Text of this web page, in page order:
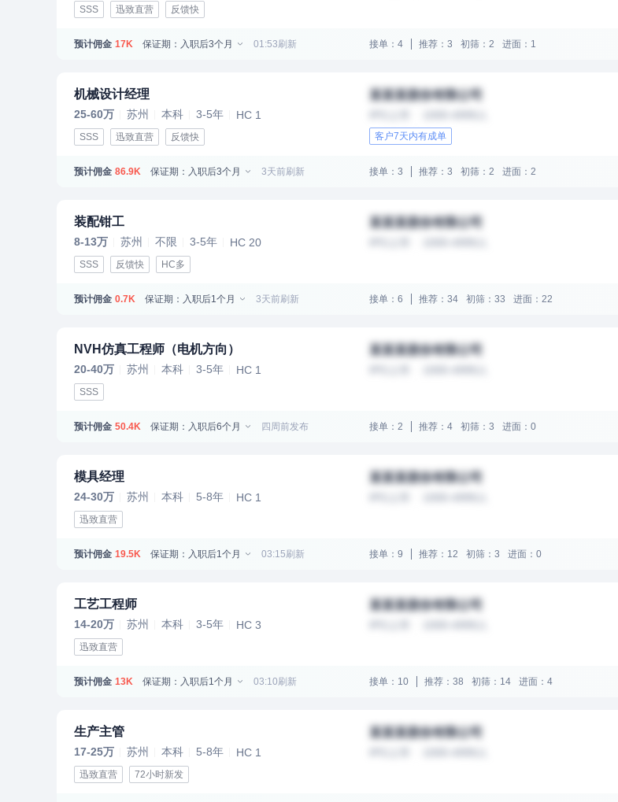
SSS 迅致直营 反馈快
预计佣金 17K 保证期：入职后3个月 01:53刷新 接单：4 推荐：3 初筛：2 进面：1
机械设计经理
25-60万 苏州 本科 3-5年 HC 1
SSS 迅致直营 反馈快
某某某股份有限公司
客户7天内有成单
预计佣金 86.9K 保证期：入职后3个月 3天前刷新 接单：3 推荐：3 初筛：2 进面：2
装配钳工
8-13万 苏州 不限 3-5年 HC 20
SSS 反馈快 HC多
某某某股份有限公司
预计佣金 0.7K 保证期：入职后1个月 3天前刷新 接单：6 推荐：34 初筛：33 进面：22
NVH仿真工程师（电机方向）
20-40万 苏州 本科 3-5年 HC 1
SSS
某某某股份有限公司
预计佣金 50.4K 保证期：入职后6个月 四周前发布 接单：2 推荐：4 初筛：3 进面：0
模具经理
24-30万 苏州 本科 5-8年 HC 1
迅致直营
某某某股份有限公司
预计佣金 19.5K 保证期：入职后1个月 03:15刷新 接单：9 推荐：12 初筛：3 进面：0
工艺工程师
14-20万 苏州 本科 3-5年 HC 3
迅致直营
某某某股份有限公司
预计佣金 13K 保证期：入职后1个月 03:10刷新 接单：10 推荐：38 初筛：14 进面：4
生产主管
17-25万 苏州 本科 5-8年 HC 1
迅致直营 72小时新发
某某某股份有限公司